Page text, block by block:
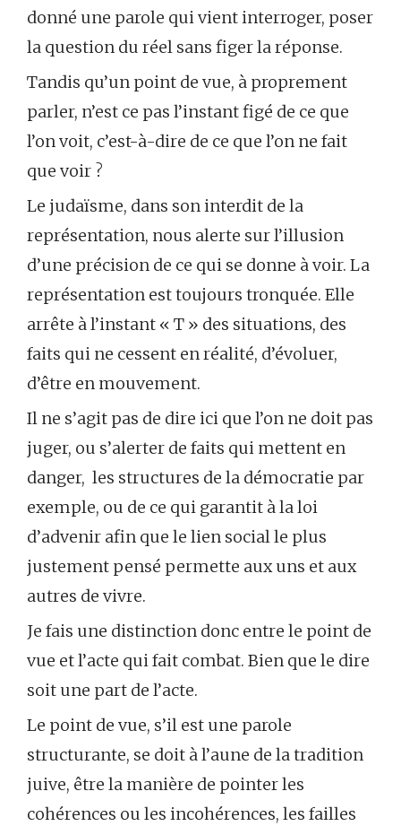
donné une parole qui vient interroger, poser
la question du réel sans figer la réponse.
Tandis qu’un point de vue, à proprement
parler, n’est ce pas l’instant figé de ce que
l’on voit, c’est-à-dire de ce que l’on ne fait
que voir ?
Le judaïsme, dans son interdit de la
représentation, nous alerte sur l’illusion
d’une précision de ce qui se donne à voir. La
représentation est toujours tronquée. Elle
arrête à l’instant « T » des situations, des
faits qui ne cessent en réalité, d’évoluer,
d’être en mouvement.
Il ne s’agit pas de dire ici que l’on ne doit pas
juger, ou s’alerter de faits qui mettent en
danger, les structures de la démocratie par
exemple, ou de ce qui garantit à la loi
d’advenir afin que le lien social le plus
justement pensé permette aux uns et aux
autres de vivre.
Je fais une distinction donc entre le point de
vue et l’acte qui fait combat. Bien que le dire
soit une part de l’acte.
Le point de vue, s’il est une parole
structurante, se doit à l’aune de la tradition
juive, être la manière de pointer les
cohérences ou les incohérences, les failles